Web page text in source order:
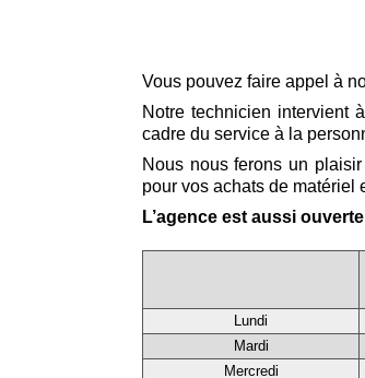
Vous pouvez faire appel à
Notre technicien intervient
cadre du service à la
Nous nous ferons un
pour vos achats de matériel
L’agence est aussi
Lundi
Mardi
Mercredi